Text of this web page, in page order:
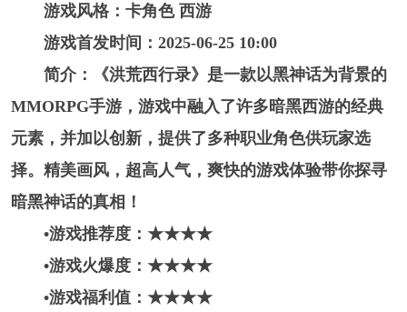
游戏风格：卡角色 西游
游戏首发时间：2025-06-25 10:00
简介：《洪荒西行录》是一款以黑神话为背景的
MMORPG手游，游戏中融入了许多暗黑西游的经典
元素，并加以创新，提供了多种职业角色供玩家选
择。精美画风，超高人气，爽快的游戏体验带你探寻
暗黑神话的真相！
•游戏推荐度：★★★★
•游戏火爆度：★★★★
•游戏福利值：★★★★